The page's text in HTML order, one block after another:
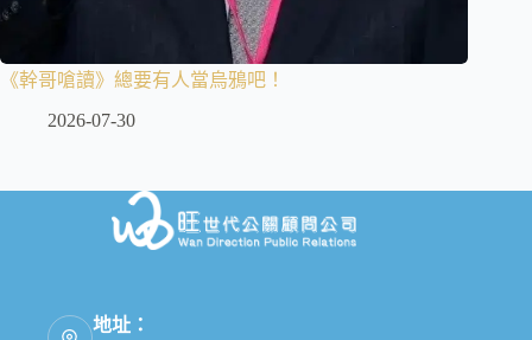
《幹哥嗆讀》總要有人當烏鴉吧！
2026-07-30
地址：